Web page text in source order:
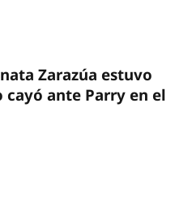
Zarazúa estuvo
ante Parry en el